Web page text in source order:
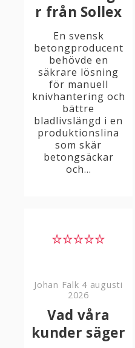
r från Sollex
En svensk
betongproducent
behövde en
säkrare lösning
för manuell
knivhantering och
bättre
bladlivslängd i en
produktionslina
som skär
betongsäckar
och...
Johan Falk 4 augusti
2026
Vad våra
kunder säger